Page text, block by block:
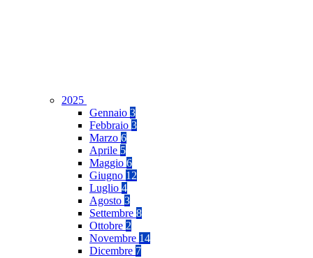
2025
Gennaio 3
Febbraio 3
Marzo 6
Aprile 5
Maggio 6
Giugno 12
Luglio 4
Agosto 3
Settembre 8
Ottobre 2
Novembre 14
Dicembre 7